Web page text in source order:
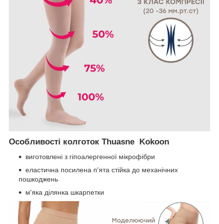
Особливості колготок Thuasne Kokoon
виготовлені з гіпоалергенної мікрофібри
еластична посилена п'ята стійка до механічних
пошкоджень
м'яка ділянка шкарпетки